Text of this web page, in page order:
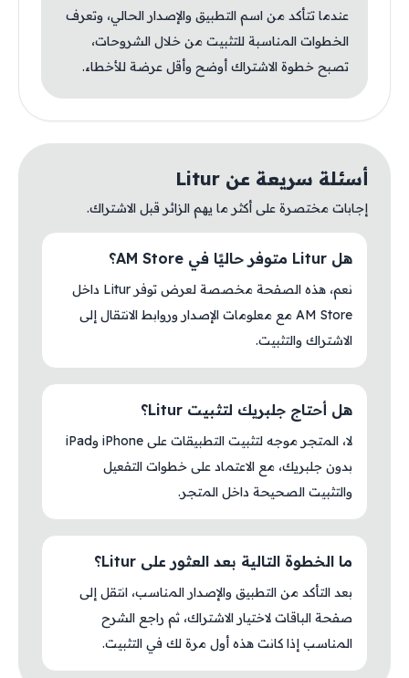
عندما تتأكد من اسم التطبيق والإصدار الحالي، وتعرف
الخطوات المناسبة للتثبيت من خلال الشروحات،
تصبح خطوة الاشتراك أوضح وأقل عرضة للأخطاء.
أسئلة سريعة عن Litur
إجابات مختصرة على أكثر ما يهم الزائر قبل الاشتراك.
هل Litur متوفر حاليًا في AM Store؟
نعم، هذه الصفحة مخصصة لعرض توفر Litur داخل
AM Store مع معلومات الإصدار وروابط الانتقال إلى
الاشتراك والتثبيت.
هل أحتاج جلبريك لتثبيت Litur؟
لا، المتجر موجه لتثبيت التطبيقات على iPhone وiPad
بدون جلبريك، مع الاعتماد على خطوات التفعيل
والتثبيت الصحيحة داخل المتجر.
ما الخطوة التالية بعد العثور على Litur؟
بعد التأكد من التطبيق والإصدار المناسب، انتقل إلى
صفحة الباقات لاختيار الاشتراك، ثم راجع الشرح
المناسب إذا كانت هذه أول مرة لك في التثبيت.